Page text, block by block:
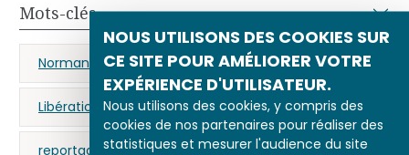
NOUS UTILISONS DES COOKIES SUR
CE SITE POUR AMÉLIORER VOTRE
EXPÉRIENCE D'UTILISATEUR.
Nous utilisons des cookies, y compris des
cookies de nos partenaires pour réaliser des
statistiques et mesurer l'audience du site
Mots-clés
Normandie femme guerre de 39-45
Libération (guerre) collaboration
reportage photographie